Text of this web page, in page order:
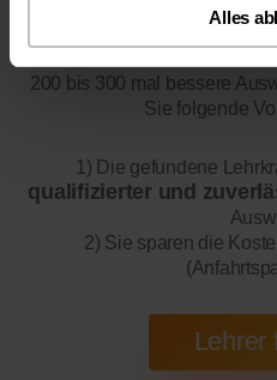
Alles
200 bis 300 mal bessere
Sie folgende
1) Die gefundene
qualifizierter und
2) Sie sparen die